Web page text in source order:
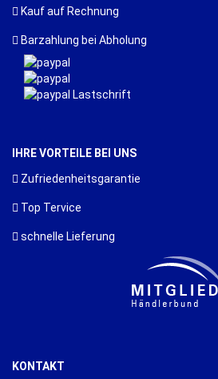
Kauf auf Rechnung
Barzahlung bei Abholung
IHRE VORTEILE BEI UNS
Zufriedenheitsgarantie
Top Tervice
schnelle Lieferung
KONTAKT